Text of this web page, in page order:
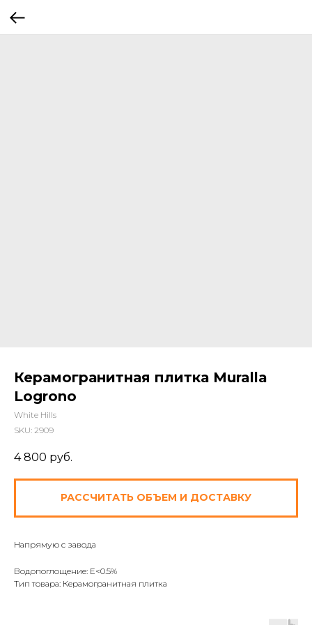
Керамогранитная плитка Muralla
Logrono
White Hills
SKU: 2909
4 800 руб.
РАССЧИТАТЬ ОБЪЕМ И ДОСТАВКУ
Напрямую с завода
Водопоглощение: E<0.5%
Тип товара: Керамогранитная плитка